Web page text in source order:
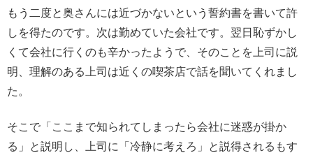
もう二度と奥さんには近づかないという誓約書を書いて許
しを得たのです。次は勤めていた会社です。翌日恥ずかし
くて会社に行くのも辛かったようで、そのことを上司に説
明、理解のある上司は近くの喫茶店で話を聞いてくれまし
た。
そこで「ここまで知られてしまったら会社に迷惑が掛か
る」と説明し、上司に「冷静に考えろ」と説得されるもす